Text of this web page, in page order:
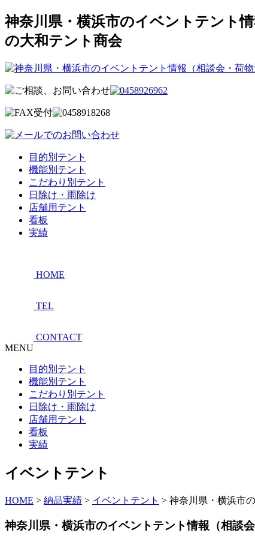
神奈川県・横浜市のイベントテント
の大和テント商会
目的別テント
機能別テント
こだわり別テント
日除け・雨除け
店舗用テント
看板
実績
HOME
TEL
CONTACT
MENU
目的別テント
機能別テント
こだわり別テント
日除け・雨除け
店舗用テント
看板
実績
イベントテント
HOME > 納品実績 > イベントテント > 神奈川県・横浜市
神奈川県・横浜市のイベントテント情報（相談